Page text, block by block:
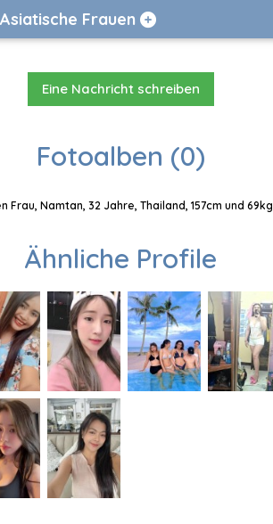
Asiatische Frauen
Eine Nachricht schreiben
Fotoalben (0)
Frau, Namtan, 32 Jahre, Thailand, 157cm und 69kg
Ähnliche Profile